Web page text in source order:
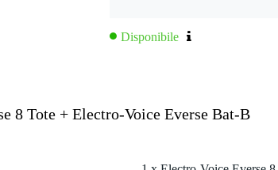
Disponibile
8 Tote + Electro-Voice Everse Bat-B